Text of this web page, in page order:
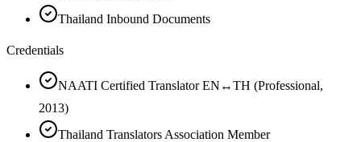
Thailand Inbound Documents
Credentials
NAATI Certified Translator EN↔TH (Professional,
2013)
Thailand Translators Association Member